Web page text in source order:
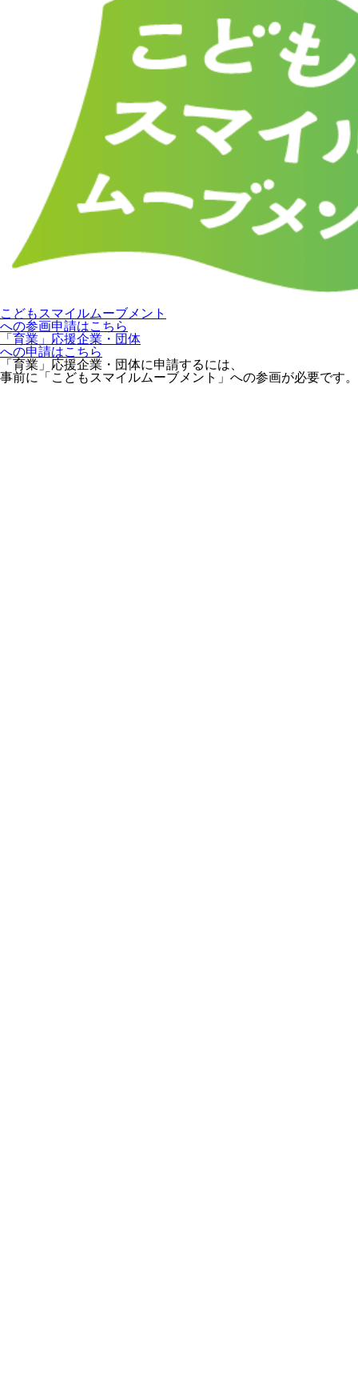
こどもスマイルムーブメント
への参画申請はこちら
「育業」応援企業・団体
への申請はこちら
「育業」応援企業・団体に申請するには、
事前に「こどもスマイルムーブメント」への参画が必要です。